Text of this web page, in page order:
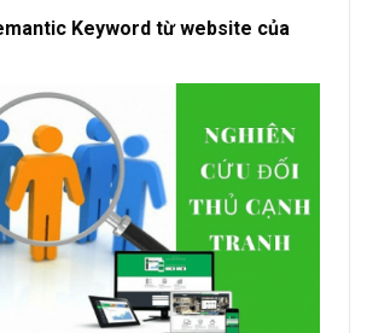
Keyword từ website của